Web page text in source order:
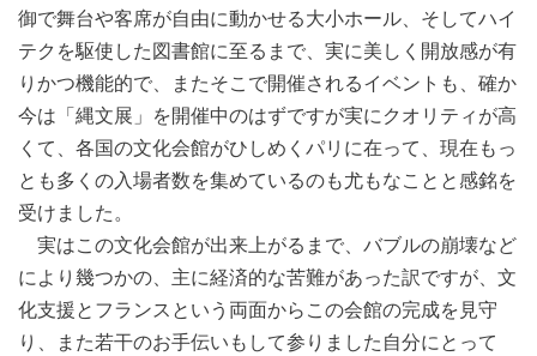
御で舞台や客席が自由に動かせる大小ホール、そしてハイ
テクを駆使した図書館に至るまで、実に美しく開放感が有
りかつ機能的で、またそこで開催されるイベントも、確か
今は「縄文展」を開催中のはずですが実にクオリティが高
くて、各国の文化会館がひしめくパリに在って、現在もっ
とも多くの入場者数を集めているのも尤もなことと感銘を
受けました。
実はこの文化会館が出来上がるまで、バブルの崩壊など
により幾つかの、主に経済的な苦難があった訳ですが、文
化支援とフランスという両面からこの会館の完成を見守
り、また若干のお手伝いもして参りました自分にとって